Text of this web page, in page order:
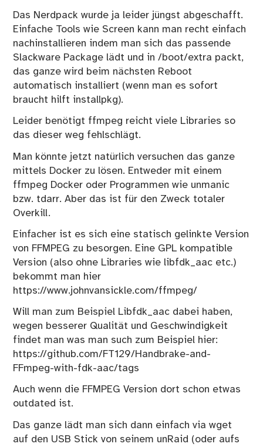
Das Nerdpack wurde ja leider jüngst abgeschafft.
Einfache Tools wie Screen kann man recht einfach
nachinstallieren indem man sich das passende
Slackware Package lädt und in /boot/extra packt,
das ganze wird beim nächsten Reboot
automatisch installiert (wenn man es sofort
braucht hilft installpkg).
Leider benötigt ffmpeg reicht viele Libraries so
das dieser weg fehlschlägt.
Man könnte jetzt natürlich versuchen das ganze
mittels Docker zu lösen. Entweder mit einem
ffmpeg Docker oder Programmen wie unmanic
bzw. tdarr. Aber das ist für den Zweck totaler
Overkill.
Einfacher ist es sich eine statisch gelinkte Version
von FFMPEG zu besorgen. Eine GPL kompatible
Version (also ohne Libraries wie libfdk_aac etc.)
bekommt man hier
https://www.johnvansickle.com/ffmpeg/
Will man zum Beispiel Libfdk_aac dabei haben,
wegen besserer Qualität und Geschwindigkeit
findet man was man such zum Beispiel hier:
https://github.com/FT129/Handbrake-and-
FFmpeg-with-fdk-aac/tags
Auch wenn die FFMPEG Version dort schon etwas
outdated ist.
Das ganze lädt man sich dann einfach via wget
auf den USB Stick von seinem unRaid (oder aufs